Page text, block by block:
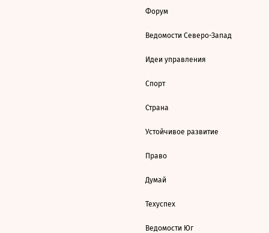
Форум
Ведомости Северо-Запад
Идеи управления
Спорт
Страна
Устойчивое развитие
Право
Думай
Техуспех
Ведомости Юг